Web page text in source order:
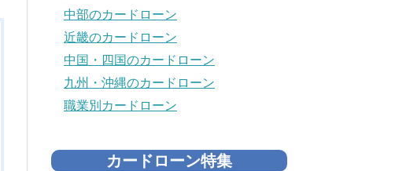
中部のカードローン
近畿のカードローン
中国・四国のカードローン
九州・沖縄のカードローン
職業別カードローン
カードローン特集